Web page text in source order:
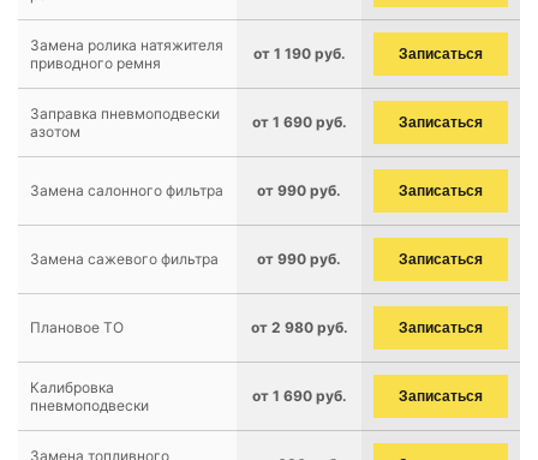
Замена ролика натяжителя
приводного ремня
от 1 190 руб. Записаться
Заправка пневмоподвески
азотом
от 1 690 руб. Записаться
Замена салонного фильтра от 990 руб. Записаться
Замена сажевого фильтра от 990 руб. Записаться
Плановое ТО от 2 980 руб. Записаться
Калибровка
пневмоподвески
от 1 690 руб. Записаться
Замена топливного